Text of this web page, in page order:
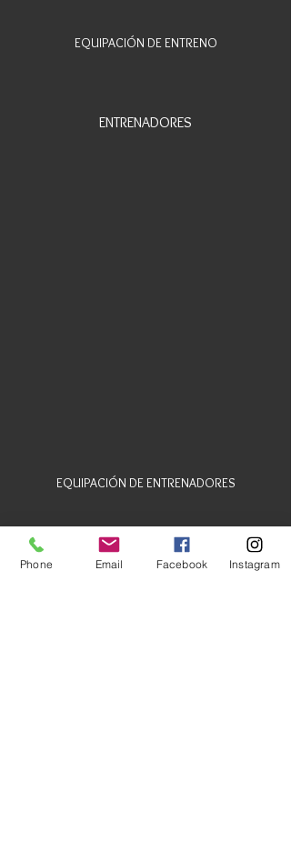
EQUIPACIÓN DE ENTRENO
ENTRENADORES
EQUIPACIÓN DE ENTRENADORES
Phone Email Facebook Instagram